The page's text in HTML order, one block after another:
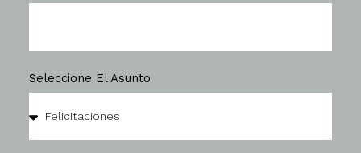
Seleccione El Asunto